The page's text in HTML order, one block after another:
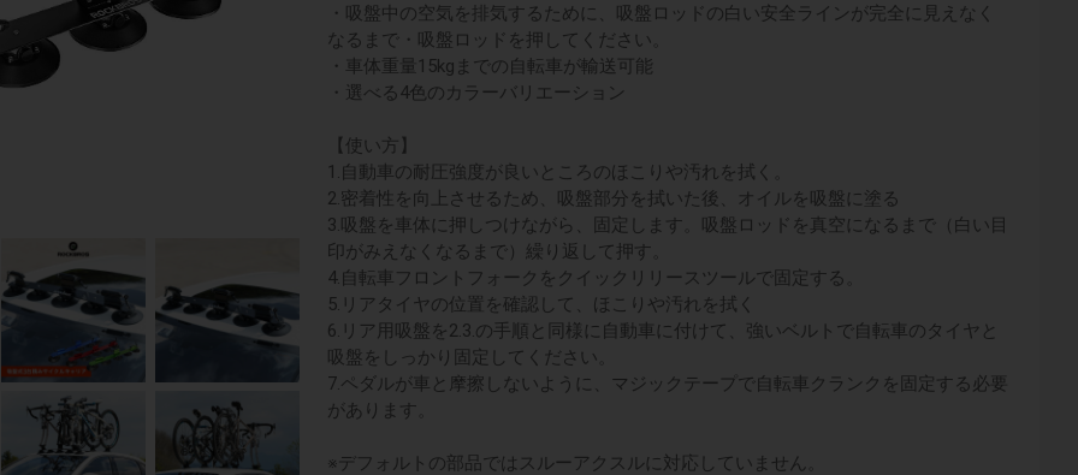
・吸盤中の空気を排気するために、吸盤ロッドの白い安全ラインが完全に見えなく
なるまで・吸盤ロッドを押してください。
・車体重量15kgまでの自転車が輸送可能
・選べる4色のカラーバリエーション
【使い方】
1.自動車の耐圧強度が良いところのほこりや汚れを拭く。
2.密着性を向上させるため、吸盤部分を拭いた後、オイルを吸盤に塗る
3.吸盤を車体に押しつけながら、固定します。吸盤ロッドを真空になるまで（白い目
印がみえなくなるまで）繰り返して押す。
4.自転車フロントフォークをクイックリリースツールで固定する。
5.リアタイヤの位置を確認して、ほこりや汚れを拭く
6.リア用吸盤を2.3.の手順と同様に自動車に付けて、強いベルトで自転車のタイヤと
吸盤をしっかり固定してください。
7.ペダルが車と摩擦しないように、マジックテープで自転車クランクを固定する必要
があります。
※デフォルトの部品ではスルーアクスルに対応していません。